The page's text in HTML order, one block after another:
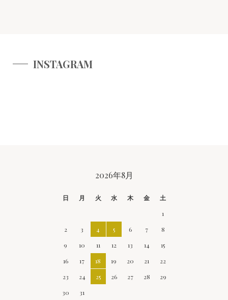
INSTAGRAM
2026年8月
日 月 火 水 木 金
土
1
2
3 4 5 6 7
8
9
10 11 12 13 14
15
16
17 18 19 20 21
22
23
24 25 26 27 28
29
30
31